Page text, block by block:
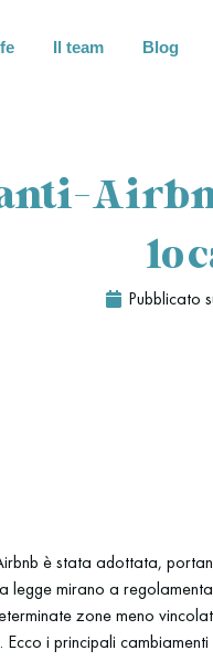
Il team Blog
Pubblicato
è stata adottata,
legge mirano a
zone meno
i principali